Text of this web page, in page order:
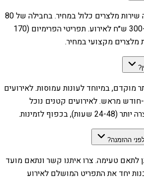
בחבילות 90 ש״ח ומעלה שירות מלצרים כלול במחיר. בחבילה של 80
ש״ח עלות מלצר החל מ-300 ש״ח לאירוע. תפריטי הפרימיום (170
מוקדם, במיוחד לעונות עמוסות. לאירועים
חודש מראש. לאירועים קטנים נוכל
לזמינות.
ההזמנה?
לתאם טעימה. צרו איתנו קשר ונתאם מועד
יחד את התפריט המושלם לאירוע